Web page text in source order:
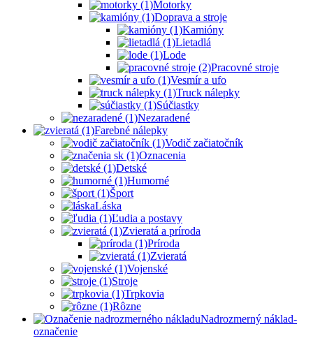
Motorky
Doprava a stroje
Kamióny
Lietadlá
Lode
Pracovné stroje
Vesmír a ufo
Truck nálepky
Súčiastky
Nezaradené
Farebné nálepky
Vodič začiatočník
Oznacenia
Detské
Humorné
Šport
Láska
Ľudia a postavy
Zvieratá a príroda
Príroda
Zvieratá
Vojenské
Stroje
Trpkovia
Rôzne
Nadrozmerný náklad-
označenie